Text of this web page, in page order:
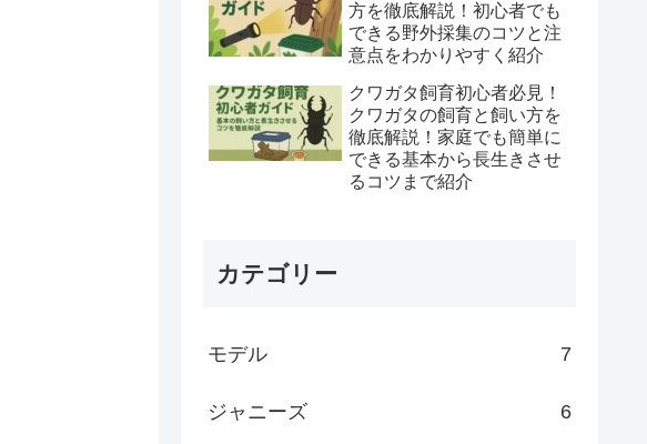
方を徹底解説！初心者でも
できる野外採集のコツと注
意点をわかりやすく紹介
クワガタ飼育初心者必見！
クワガタの飼育と飼い方を
徹底解説！家庭でも簡単に
できる基本から長生きさせ
るコツまで紹介
カテゴリー
モデル 7
ジャニーズ 6